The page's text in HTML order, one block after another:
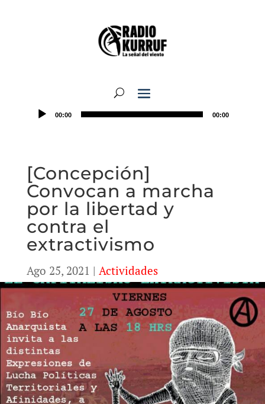
00:00 00:00
[Concepción]
Convocan a marcha
por la libertad y
contra el
extractivismo
Ago 25, 2021 | Actividades